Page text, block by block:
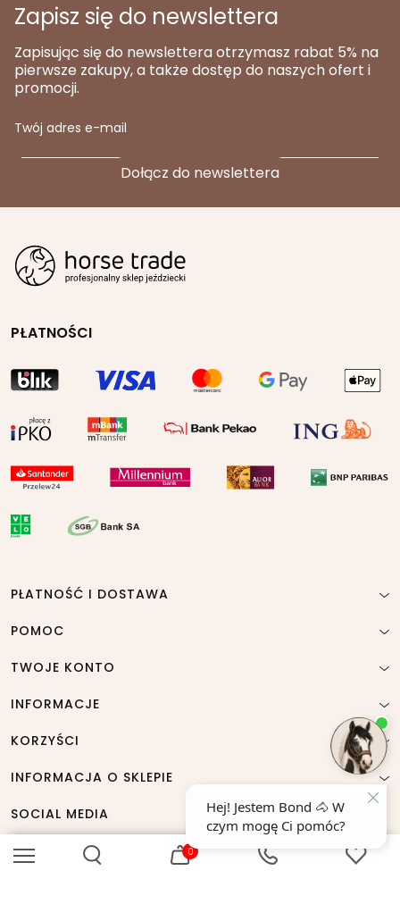
0
Zapisz się do newslettera
Zapisując się do newslettera otrzymasz rabat 5% na
pierwsze zakupy, a także dostęp do naszych ofert i
promocji.
Twój adres e-mail
PŁATNOŚCI
PŁATNOŚĆ I DOSTAWA
POMOC
TWOJE KONTO
INFORMACJE
KORZYŚCI
INFORMACJA O SKLEPIE
SOCIAL MEDIA